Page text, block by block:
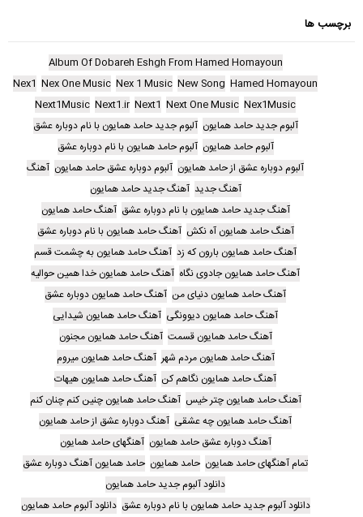
برچسب ها
Album Of Dobareh Eshgh From Hamed Homayoun
Hamed Homayoun
New Song
Nex 1 Music
Nex One Music
Nex1
Nex1Music
Next One Music
Next1
Next1.ir
Next1Music
آلبوم جدید حامد همایون آلبوم جدید حامد همایون با نام دوباره عشق
آلبوم حامد همایون آلبوم حامد همایون با نام دوباره عشق
آلبوم دوباره عشق از حامد همایون آلبوم دوباره عشق حامد همایون آهنگ
آهنگ جدید آهنگ جدید حامد همایون
آهنگ جدید حامد همایون با نام دوباره عشق آهنگ حامد همایون
آهنگ حامد همایون آه نکش آهنگ حامد همایون با نام دوباره عشق
آهنگ حامد همایون بارون که زد آهنگ حامد همایون به چشمت قسم
آهنگ حامد همایون جادوی نگاه آهنگ حامد همایون خدا همین حوالیه
آهنگ حامد همایون دنیای من آهنگ حامد همایون دوباره عشق
آهنگ حامد همایون دیوونگی آهنگ حامد همایون شیدایی
آهنگ حامد همایون قسمت آهنگ حامد همایون مجنون
آهنگ حامد همایون مردم شهر آهنگ حامد همایون میروم
آهنگ حامد همایون نگاهم کن آهنگ حامد همایون هیهات
آهنگ حامد همایون چتر خیس آهنگ حامد همایون چنین کنم چنان کنم
آهنگ حامد همایون چه عشقی آهنگ دوباره عشق از حامد همایون
آهنگ دوباره عشق حامد همایون آهنگهای حامد همایون
تمام آهنگهای حامد همایون حامد همایون حامد همایون آهنگ دوباره عشق
دانلود آلبوم جدید حامد همایون
دانلود آلبوم جدید حامد همایون با نام دوباره عشق دانلود آلبوم حامد همایون